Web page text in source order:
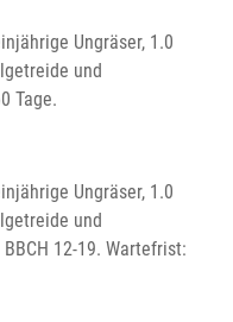
Ungräser, 1.0
und
Tage.
Ungräser, 1.0
und
12-19. Wartefrist: